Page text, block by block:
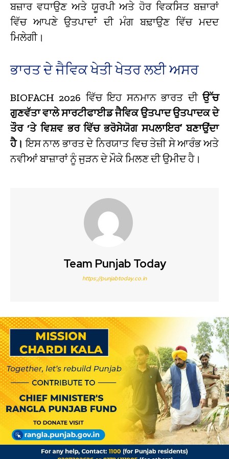
ਬਜ਼ਾਰ ਵਧਾਉਣ ਅਤੇ ਯੂਰਪੀ ਅਤੇ ਹੋਰ ਵਿਕਸਿਤ ਬਜ਼ਾਰਾਂ
ਵਿੱਚ ਆਪਣੇ ਉਤਪਾਦਾਂ ਦੀ ਮੰਗ ਬਢ਼ਾਉਣ ਵਿੱਚ ਮਦਦ
ਮਿਲੇਗੀ।
ਭਾਰਤ ਦੇ ਜੈਵਿਕ ਖੇਤੀ ਖੇਤਰ ਲਈ ਅਸਰ
BIOFACH 2026 ਵਿੱਚ ਇਹ ਸਨਮਾਨ ਭਾਰਤ ਦੀਉੱਚ
ਗੁਣਵੱਤਾ ਵਾਲੇ ਸਾਰਟੀਫਾਈਡ ਜੈਵਿਕ ਉਤਪਾਦ ਉਤਪਾਦਕ ਦੇ
ਤੌਰ ‘ਤੇ ਵਿਸ਼ਵ ਭਰ ਵਿੱਚ ਭਰੋਸੇਯੋਗ ਸਪਲਾਇਰ’ ਬਣਾਉਂਦਾ
ਹੈ। ਇਸ ਨਾਲ ਭਾਰਤ ਦੇ ਨਿਰਯਾਤ ਵਿਚ ਤੇਜ਼ੀ ਸੇ ਆਰੰਭ ਅਤੇ
ਨਵੀਆਂ ਬਾਜ਼ਾਰਾਂ ਨੂੰ ਜੁੜਨ ਦੇ ਮੌਕੇ ਮਿਲਣ ਦੀ ਉਮੀਦ ਹੈ।
Team Punjab Today
https://punjabtoday.co.in